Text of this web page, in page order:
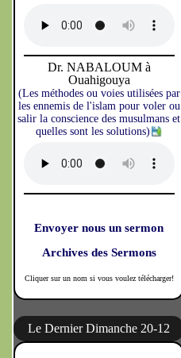
Dr. NABALOUM à
Ouahigouya
(Les méthodes ou voies utilisées par
les ennemis de l'islam pour voler ou
salir la conscience des musulmans et
quelles sont les solutions)
Envoyer nous un sermon
Archives des Sermons
Cliquer sur un nom si vous voulez télécharger!
Le Dernier Dimanche 20-12